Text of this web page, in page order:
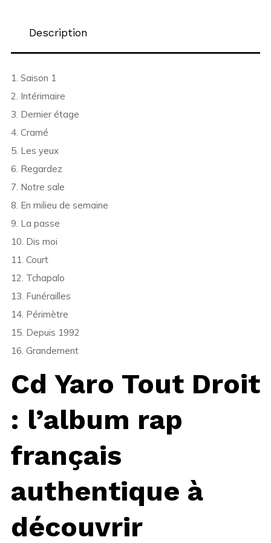
Description
1. Saison 1
2. Intérimaire
3. Dernier étage
4. Cramé
5. Les yeux
6. Regardez
7. Notre sale
8. En milieu de semaine
9. La passe
10. Dis moi
11. Court
12. Tchapalo
13. Funérailles
14. Périmètre
15. Depuis 1992
16. Grandement
Cd Yaro Tout Droit
: l’album rap
français
authentique à
découvrir